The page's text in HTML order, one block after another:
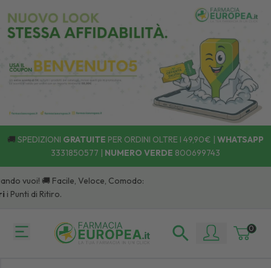
🚚 SPEDIZIONI GRATUITE PER ORDINI OLTRE I 49,90€ | WHATSAPP
3331850577 | NUMERO VERDE 800699743
vuoi! 🚚 Facile, Veloce, Comodo:
di Ritiro.
0